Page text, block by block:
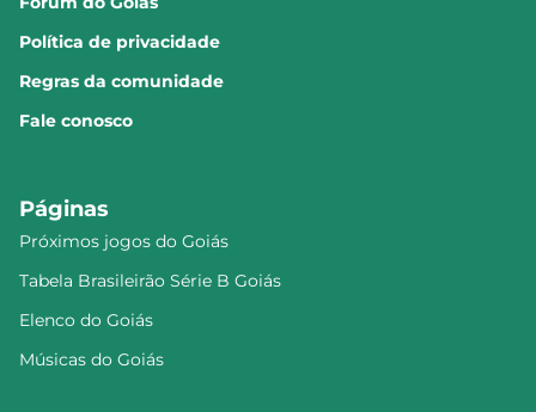
Política de privacidade
Regras da comunidade
Fale conosco
Páginas
Próximos jogos do Goiás
Tabela Brasileirão Série B Goiás
Elenco do Goiás
Músicas do Goiás